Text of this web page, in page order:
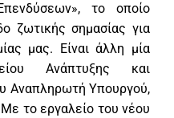
το οποίο
ζωτικής σημασίας για
μας. Είναι άλλη μία
Ανάπτυξης και
Αναπληρωτή Υπουργού,
το εργαλείο του νέου